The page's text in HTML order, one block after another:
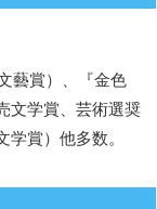
藝賞）、『金色
文学賞、芸術選奨
賞）他多数。